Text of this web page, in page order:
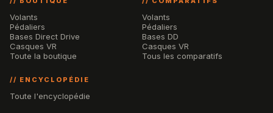
Volants
Pédaliers
Bases Direct Drive
Casques VR
Toute la boutique
Volants
Pédaliers
Bases DD
Casques VR
Tous les comparatifs
// ENCYCLOPÉDIE
Toute l'encyclopédie